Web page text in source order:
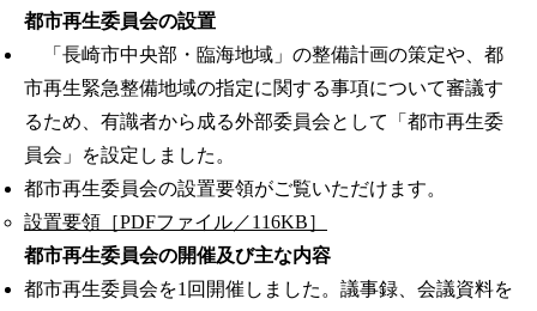
都市再生委員会の設置
「長崎市中央部・臨海地域」の整備計画の策定や、都
市再生緊急整備地域の指定に関する事項について審議す
るため、有識者から成る外部委員会として「都市再生委
員会」を設定しました。
都市再生委員会の設置要領がご覧いただけます。
設置要領［PDFファイル／116KB］
都市再生委員会の開催及び主な内容
都市再生委員会を1回開催しました。議事録、会議資料を